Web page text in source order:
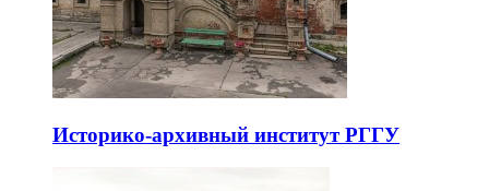
Историко-архивный институт РГГУ